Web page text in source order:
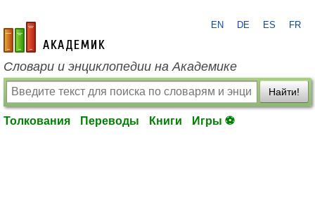
academic.ru
EN DE ES FR
Словари и энциклопедии на Академике
Найти!
Толкования Переводы Книги Игры ⚽